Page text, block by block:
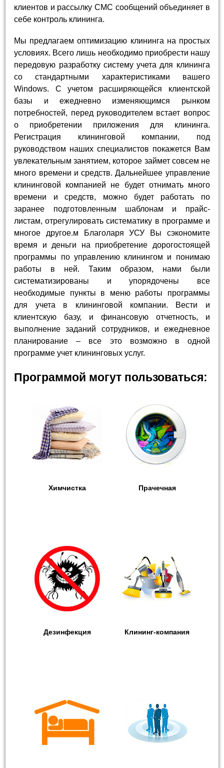
клиентов и рассылку СМС сообщений объединяет в
себе контроль клининга.
Мы предлагаем оптимизацию клининга на простых
условиях. Всего лишь необходимо приобрести нашу
передовую разработку систему учета для клининга
со стандартными характеристиками вашего
Windows. С учетом расширяющейся клиентской
базы и ежедневно изменяющимся рынком
потребностей, перед руководителем встает вопрос
о приобретении приложения для клининга.
Регистрация клининговой компании, под
руководством наших специалистов покажется Вам
увлекательным занятием, которое займет совсем не
много времени и средств. Дальнейшее управление
клининговой компанией не будет отнимать много
времени и средств, можно будет работать по
заранее подготовленным шаблонам и прайс-
листам, отрегулировать систематику в программе и
многое другое.м Благоларя УСУ Вы сэкономите
время и деньги на приобретение дорогостоящей
программы по управлению клинингом и понимаю
работы в ней. Таким образом, нами были
систематизированы и упорядочены все
необходимые пункты в меню работы программы
для учета в клининговой компании. Вести и
клиентскую базу, и финансовую отчетность, и
выполнение заданий сотрудников, и ежедневное
планирование – все это возможно в одной
программе учет клининговых услуг.
Программой могут пользоваться:
Химчистка Прачечная
Дезинфекция Клининг-компания